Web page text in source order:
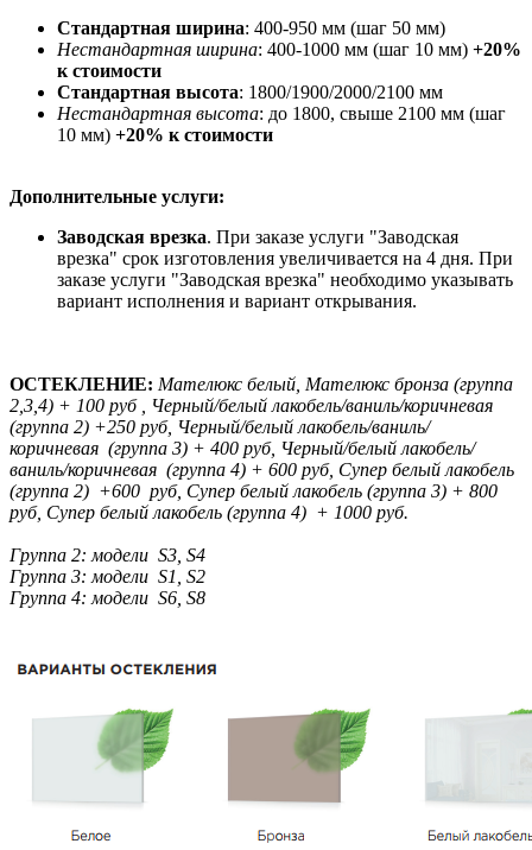
Стандартная ширина: 400-950 мм (шаг 50 мм)
Нестандартная ширина: 400-1000 мм (шаг 10 мм) +20%
к стоимости
Стандартная высота: 1800/1900/2000/2100 мм
Нестандартная высота: до 1800, свыше 2100 мм (шаг
10 мм) +20% к стоимости
Дополнительные услуги:
Заводская врезка. При заказе услуги "Заводская
врезка" срок изготовления увеличивается на 4 дня. При
заказе услуги "Заводская врезка" необходимо указывать
вариант исполнения и вариант открывания.
ОСТЕКЛЕНИЕ: Мателюкс белый, Мателюкс бронза (группа
2,3,4) + 100 руб , Черный/белый лакобель/ваниль/коричневая
(группа 2) +250 руб, Черный/белый лакобель/ваниль/
коричневая (группа 3) + 400 руб, Черный/белый лакобель/
ваниль/коричневая (группа 4) + 600 руб, Супер белый лакобель
(группа 2) +600 руб, Супер белый лакобель (группа 3) + 800
руб, Супер белый лакобель (группа 4) + 1000 руб.
Группа 2: модели S3, S4
Группа 3: модели S1, S2
Группа 4: модели S6, S8